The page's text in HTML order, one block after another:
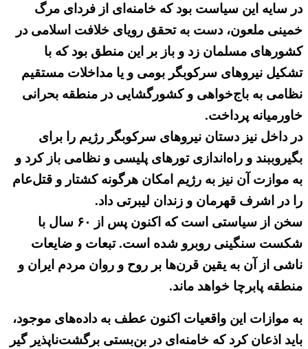
در سایه این سیاست بود که خامنه‌ای از فردای مرگ
خمینی ملعون، دست به تحقق رویای خلافت اسلامی در
کشورهای مسلمان زد و باز بر این منطق بود که با
تشکیل نیروهای سرکوبگر بومی و یا مداخلات مستقیم
نظامی به باج‌خواهی و کشورگشایی در منطقه بحرانی
خاورمیانه پرداخت.
در داخل نیز دستان نیروهای سرکوبگر رژیم را برای
بگیروببند و راه‌اندازی تورهای پلیسی و نظامی باز کرد و
به موازت آن نیز به رژیم امکان هرگونه کشتار و قتل‌عام
را در اشرف قهرمان و زندان لیبرتی داد.
سخن از سیاستی است که اکنون پس از ۶۰ سال با
شکست سنگینی روبرو شده است. تبعات و ضایعات
ناشی از آن به یقین قرن‌ها بر روح و روان مردم ایران و
منطقه پابرچا خواهد ماند.
به موازات این واقعیات اکنون عطف به داده‌های موجود،
باید اذعان کرد که خامنه‌ای در بن‌بستی برگشت‌ناپذیر گیر